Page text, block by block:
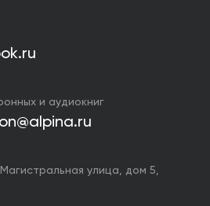
и аудиокниг
улица, дом 5,